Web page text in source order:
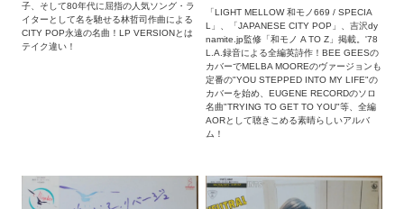
子、そして80年代に屈指の人気ソング・ラ
イターとして名を馳せる林哲司作曲による
CITY POP永遠の名曲！LP VERSIONとは
テイク違い！
「LIGHT MELLOW 和モノ669 / SPECIA
L」、「JAPANESE CITY POP」、吉沢dy
namite.jp監修「和モノ A TO Z」掲載。'78
L.A.録音による全編英詩作！BEE GEESの
カバーでMELBA MOOREのヴァージョンも
定番の"YOU STEPPED INTO MY LIFE"の
カバーを始め、EUGENE RECORDのソロ
名曲"TRYING TO GET TO YOU"等、全編
AORとして聴きこめる素晴らしいアルバ
ム！